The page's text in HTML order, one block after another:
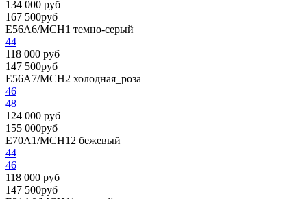
134 000 руб
167 500руб
E56A6/MCH1 темно-серый
44
118 000 руб
147 500руб
E56A7/MCH2 холодная_роза
46
48
124 000 руб
155 000руб
E70A1/MCH12 бежевый
44
46
118 000 руб
147 500руб